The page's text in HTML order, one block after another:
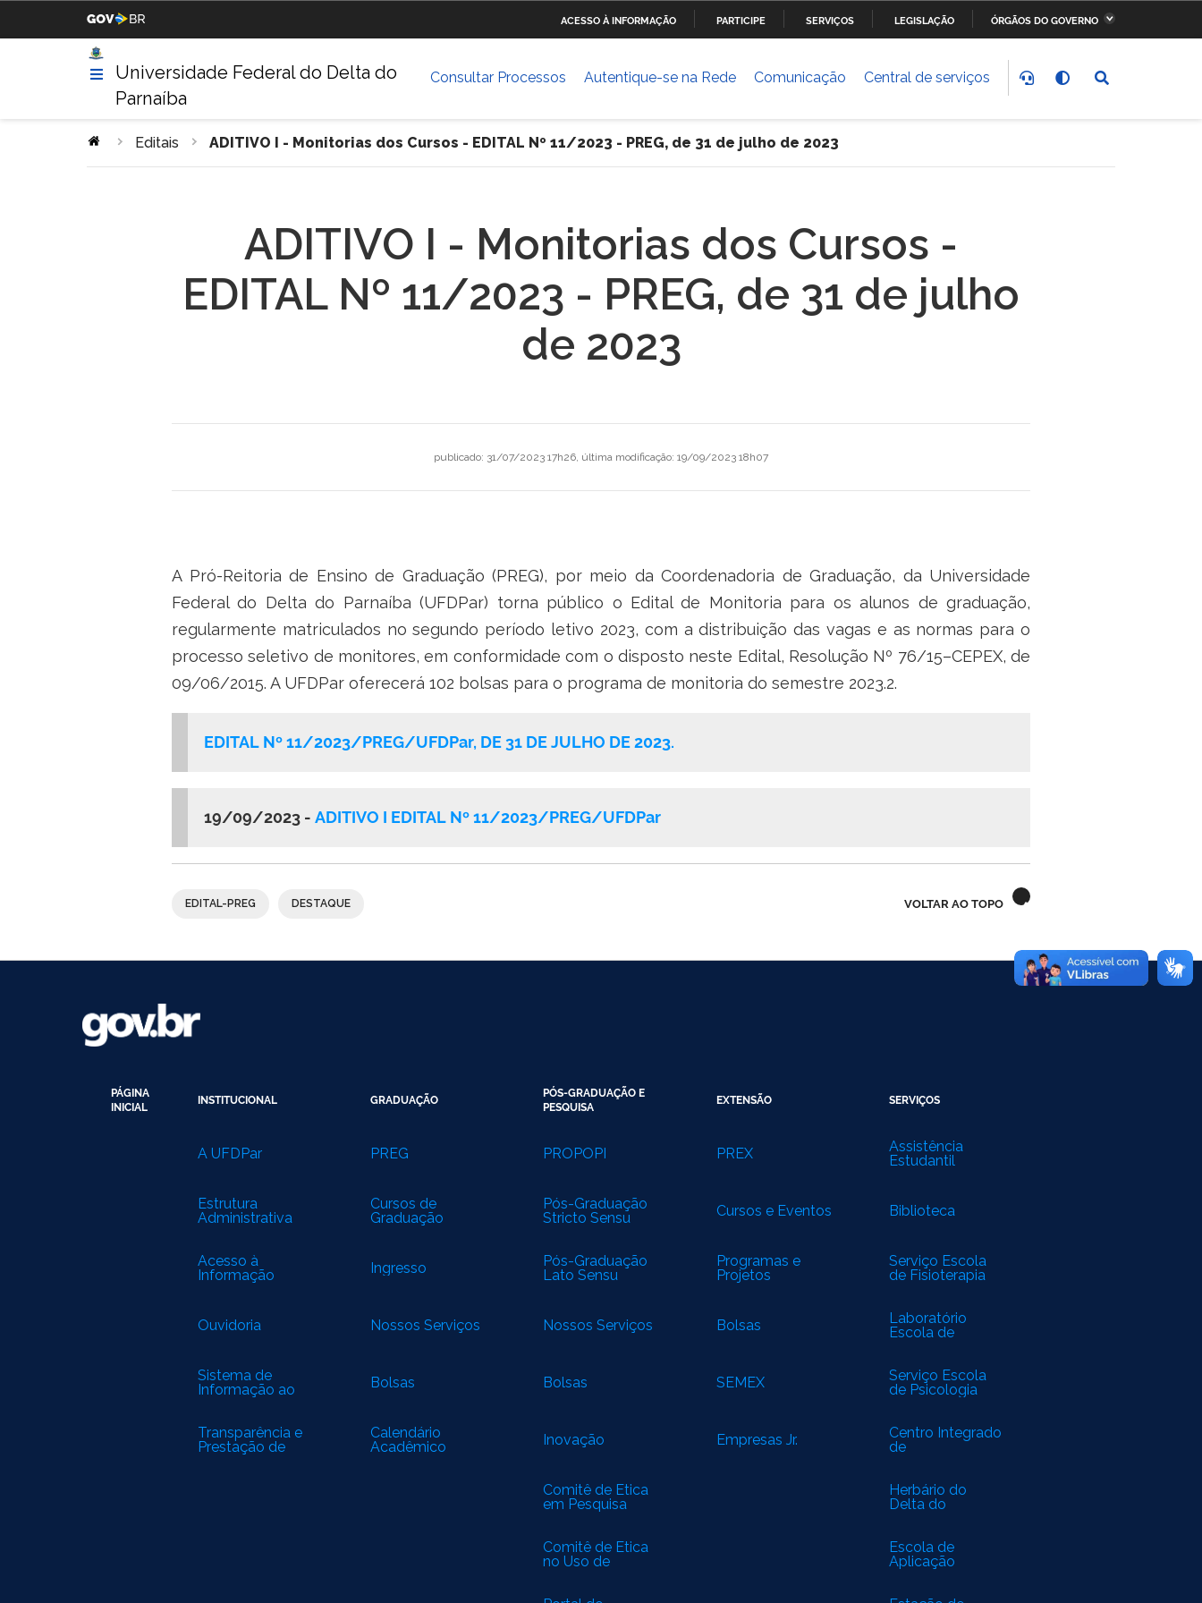
PARA
ACESSO À INFORMAÇÃO PARTICIPE SERVIÇOS LEGISLAÇÃO
ÓRGÃOS DO GOVERNO
República
Ministério da Agricultura,
Ministério da Saúde
Ministério da Integração
Ministério das Cidades
Ministério da Transparência
União
Ministério dos Direitos
Secretaria-Geral da
Banco Central do Brasil
Consultar Processos Autentique-se na Rede Comunicação Central de serviços
Universidade Federal do Delta do
Parnaíba
Editais ADITIVO I - Monitorias dos Cursos - EDITAL Nº 11/2023 - PREG, de 31 de julho de 2023
ADITIVO I - Monitorias dos Cursos -
EDITAL Nº 11/2023 - PREG, de 31 de julho
de 2023
publicado: 31/07/2023 17h26, última modificação: 19/09/2023 18h07
A Pró-Reitoria de Ensino de Graduação (PREG), por meio da Coordenadoria de Graduação, da Universidade
Federal do Delta do Parnaíba (UFDPar) torna público o Edital de Monitoria para os alunos de graduação,
regularmente matriculados no segundo período letivo 2023, com a distribuição das vagas e as normas para o
processo seletivo de monitores, em conformidade com o disposto neste Edital, Resolução Nº 76/15–CEPEX, de
09/06/2015. A UFDPar oferecerá 102 bolsas para o programa de monitoria do semestre 2023.2.
EDITAL Nº 11/2023/PREG/UFDPar, DE 31 DE JULHO DE 2023.
19/09/2023 - ADITIVO I EDITAL Nº 11/2023/PREG/UFDPar
VOLTAR AO TOPO
EDITAL-PREG DESTAQUE
PÁGINA
INICIAL
INSTITUCIONAL
A UFDPar
Estrutura
Administrativa
Acesso à
Informação
Ouvidoria
Sistema de
Informação ao
Transparência e
Prestação de
GRADUAÇÃO
PREG
Cursos de
Graduação
Ingresso
Nossos Serviços
Bolsas
Calendário
Acadêmico
PÓS-GRADUAÇÃO E
PESQUISA
PROPOPI
Pós-Graduação
Stricto Sensu
Pós-Graduação
Lato Sensu
Nossos Serviços
Bolsas
Inovação
Comitê de Ética
em Pesquisa
Comitê de Ética
no Uso de
EXTENSÃO
PREX
Cursos e Eventos
Programas e
Projetos
Bolsas
SEMEX
Empresas Jr.
SERVIÇOS
Assistência
Estudantil
Biblioteca
Serviço Escola
de Fisioterapia
Laboratório
Escola de
Serviço Escola
de Psicologia
Centro Integrado
de
Herbário do
Delta do
Escola de
Aplicação